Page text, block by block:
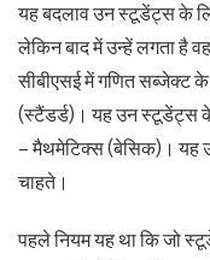
यह बदलाव उन स्टूडेंट्स के
लेकिन बाद में उन्हें लगता है
सीबीएसई में गणित सब्जेक्ट के
(स्टैंडर्ड)। यह उन स्टूडेंट्स
– मैथमेटिक्स (बेसिक)। यह
चाहते।
पहले नियम यह था कि जो